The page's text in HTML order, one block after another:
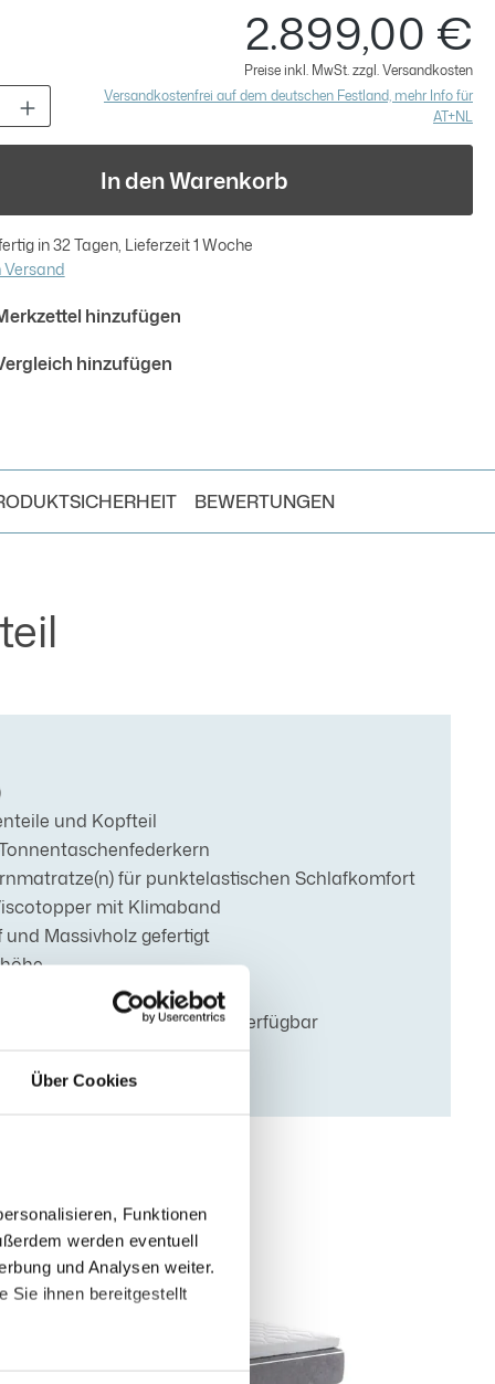
Über Cookies
Funktionen
werden eventuell
und Analysen weiter.
Sie ihnen bereitgestellt
oder
Anzahl: Gib den gewünschten Wert
2.899,00 €
Preise inkl. MwSt. zzgl. Versandkosten
Versandkostenfrei auf dem deutschen Festland, mehr Info für
AT+NL
In den Warenkorb
in 32 Tagen, Lieferzeit 1 Woche
Versand
hinzufügen
hinzufügen
BEWERTUNGEN
und Kopfteil
für punktelastischen Schlafkomfort
mit Klimaband
Massivholz gefertigt
Manufaktur
Größen und Härtegraden verfügbar